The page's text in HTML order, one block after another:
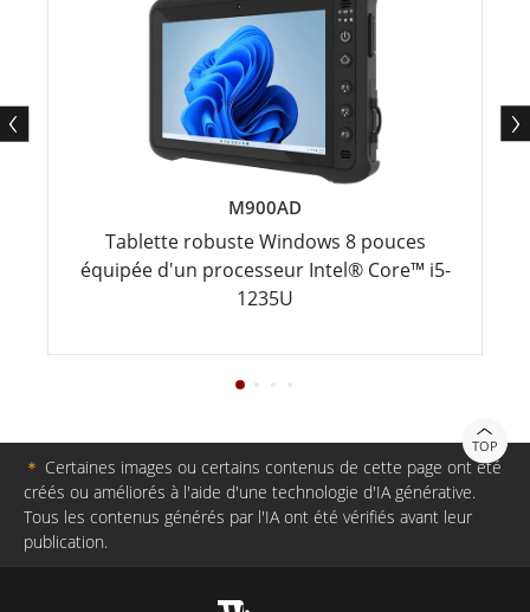
M900AD
Tablette robuste Windows 8 pouces
équipée d'un processeur Intel® Core™ i5-
1235U
TOP
＊ Certaines images ou certains contenus de cette page ont été
créés ou améliorés à l'aide d'une technologie d'IA générative.
Tous les contenus générés par l'IA ont été vérifiés avant leur
publication.